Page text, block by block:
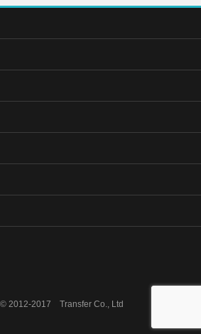
2012-2017 Transfer Co., Ltd